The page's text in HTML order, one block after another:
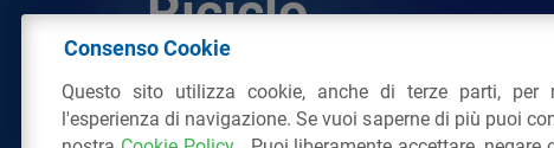
© 2026 - IPPR Istituto per la Promozione
da Riciclo
Consenso Cookie
Questo sito utilizza cookie, anche di terze parti, per
l'esperienza di navigazione. Se vuoi saperne di più puoi